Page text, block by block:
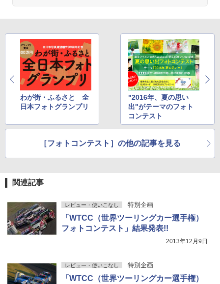
わが街・ふるさと 全
日本フォトグランプリ
"2016年、夏の思い
出"がテーマのフォト
コンテスト
［フォトコンテスト］の他の記事を見る
関連記事
レビュー・使いこなし 特別企画
「WTCC（世界ツーリングカー選手権）
フォトコンテスト」結果発表!!
2013年12月9日
レビュー・使いこなし 特別企画
「WTCC（世界ツーリングカー選手権）